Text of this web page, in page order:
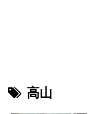
高山